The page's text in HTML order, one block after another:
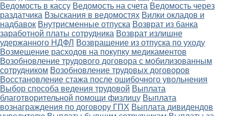
Ведомость в кассу Ведомость на счета Ведомость через
раздатчика Взыскания в ведомостях Вилки окладов и
надбавок Внутрисменные отпуска Возврат из банка
заработной платы сотрудника Возврат излишне
удержанного НДФЛ Возвращение из отпуска по уходу
Возмещение расходов на покупку медикаментов
Возобновление трудового договора с мобилизованным
сотрудником Возобновление трудовых договоров
Восстановление стажа после ошибочного увольнения
Выбор способа ведения трудовой Выплата
благотворительной помощи физлицу Выплата
вознаграждения по договору ГПХ Выплата дивидендов